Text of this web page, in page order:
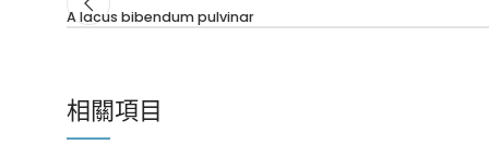
A lacus bibendum pulvinar
相關項目